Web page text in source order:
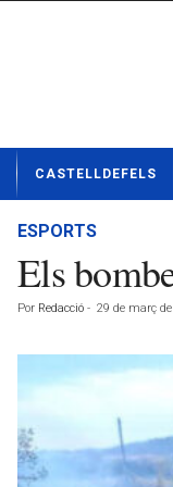
t
CASTELLDEFELS
ESPORTS
Els
Por Redacció - 29 de març